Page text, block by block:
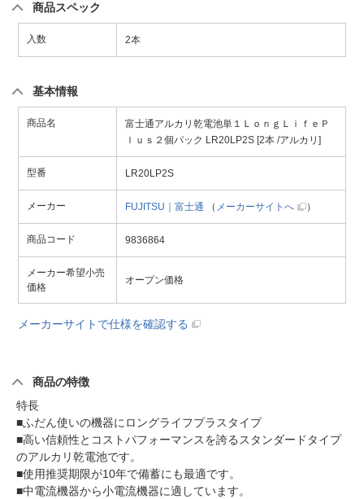
商品スペック
入数 2本
基本情報
商品名
富士通アルカリ乾電池単１ＬｏｎｇＬｉｆｅＰ
ｌｕｓ２個パック LR20LP2S [2本 /アルカリ]
型番 LR20LP2S
メーカー FUJITSU｜富士通 （ メーカーサイトへ ）
商品コード 9836864
メーカー希望小売
価格
オープン価格
メーカーサイトで仕様を確認する
商品の特徴
特長
■ふだん使いの機器にロングライフプラスタイプ
■高い信頼性とコストパフォーマンスを誇るスタンダードタイプ
のアルカリ乾電池です。
■使用推奨期限が10年で備蓄にも最適です。
■中電流機器から小電流機器に適しています。